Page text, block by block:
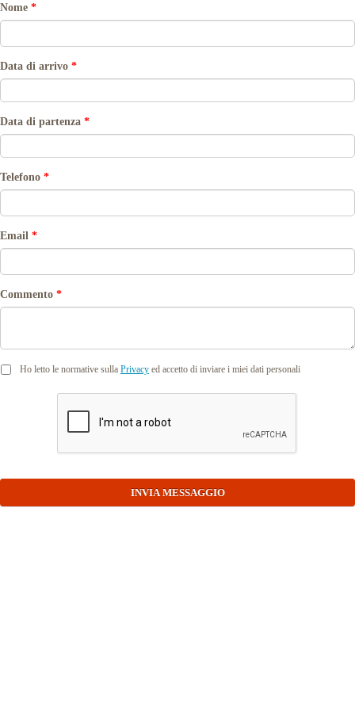
Nome *
Data di arrivo *
Data di partenza *
Telefono *
Email *
Commento *
Ho letto le normative sulla Privacy ed accetto di inviare i miei dati personali
INVIA MESSAGGIO